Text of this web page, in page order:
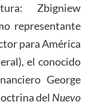
Zbigniew
representante
para América
el conocido
George
del Nuevo